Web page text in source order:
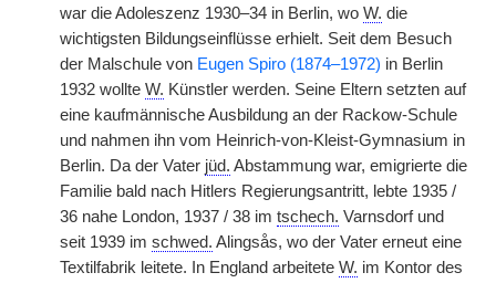
war die Adoleszenz 1930–34 in Berlin, wo W. die
wichtigsten Bildungseinflüsse erhielt. Seit dem Besuch
der Malschule von Eugen Spiro (1874–1972) in Berlin
1932 wollte W. Künstler werden. Seine Eltern setzten auf
eine kaufmännische Ausbildung an der Rackow-Schule
und nahmen ihn vom Heinrich-von-Kleist-Gymnasium in
Berlin. Da der Vater jüd. Abstammung war, emigrierte die
Familie bald nach Hitlers Regierungsantritt, lebte 1935 /
36 nahe London, 1937 / 38 im tschech. Varnsdorf und
seit 1939 im schwed. Alingsås, wo der Vater erneut eine
Textilfabrik leitete. In England arbeitete W. im Kontor des